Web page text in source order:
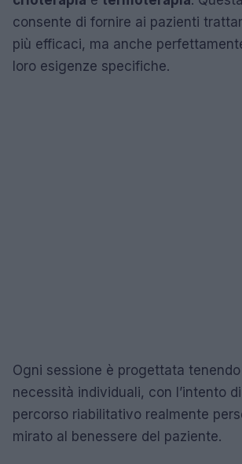
consente di fornire ai pazienti
più efficaci, ma anche
loro esigenze specifiche.
Ogni sessione è progettata
necessità individuali, con l’intento
percorso riabilitativo realmente
mirato al benessere del paziente.